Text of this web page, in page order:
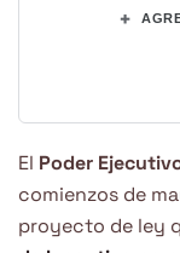
+
El Poder
comienzos de
proyecto de ley